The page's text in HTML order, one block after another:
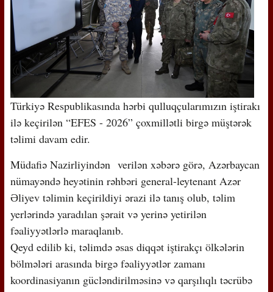
Türkiyə Respublikasında hərbi qulluqçularımızın iştirakı
ilə keçirilən “EFES - 2026” çoxmillətli birgə müştərək
təlimi davam edir.
Müdafiə Nazirliyindən verilən xəbərə görə, Azərbaycan
nümayəndə heyətinin rəhbəri general-leytenant Azər
Əliyev təlimin keçirildiyi ərazi ilə tanış olub, təlim
yerlərində yaradılan şərait və yerinə yetirilən
fəaliyyətlərlə maraqlanıb.
Qeyd edilib ki, təlimdə əsas diqqət iştirakçı ölkələrin
bölmələri arasında birgə fəaliyyətlər zamanı
koordinasiyanın gücləndirilməsinə və qarşılıqlı təcrübə